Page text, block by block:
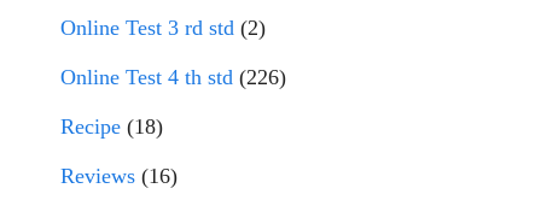
Online Test 3 rd std (2)
Online Test 4 th std (226)
Recipe (18)
Reviews (16)